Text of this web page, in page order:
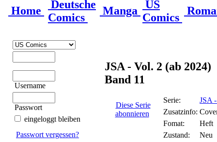
Home
Deutsche
Comics
Manga
US
Comics
Username
Passwort
eingeloggt bleiben
Passwort vergessen?
JSA - Vol. 2 (ab 2024)
Band 11
Diese Serie
abonnieren
Serie:
JSA
Zusatzinfo:
Fomat:
Heft
Zustand:
Neu